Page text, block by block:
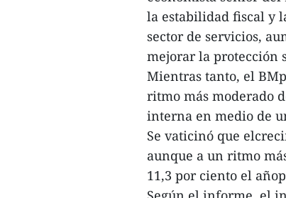
la estabilidad fiscal y
sector de servicios,
mejorar la protección
Mientras tanto, el
ritmo más moderado
interna en medio de
Se vaticinó que
aunque a un ritmo
11,3 por ciento el